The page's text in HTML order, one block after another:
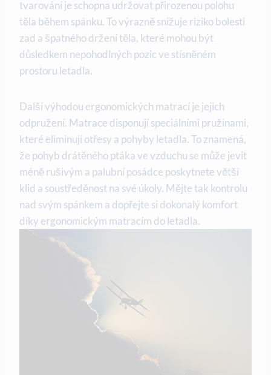
tvarování je schopna udržovat přirozenou polohu
těla během spánku. To výrazně snižuje riziko bolesti
zad a špatného držení těla, které mohou být
důsledkem nepohodlných pozic ve stísněném
prostoru letadla.
Další výhodou ergonomických matrací je jejich
odpružení. Matrace disponují speciálními pružinami,
které eliminují otřesy a pohyby letadla. To znamená,
že pohyb drátěného ptáka ve vzduchu se může jevit
méně rušivým a palubní posádce poskytnete větší
klid a soustředěnost na své úkoly. Mějte tak kontrolu
nad svým spánkem a dopřejte si dokonalý komfort
díky ergonomickým matracím do letadla.